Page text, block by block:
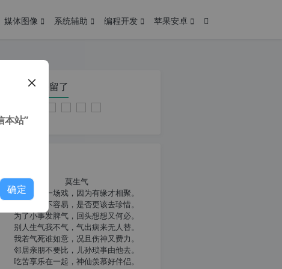
媒体图像 系统辅助 编程开发 苹果安卓
您在本页停留了
莫生气
人生就像一场戏，因为有缘才相聚。
相扶到老不容易，是否更该去珍惜。
为了小事发脾气，回头想想又何必。
别人生气我不气，气出病来无人替。
我若气死谁如意，况且伤神又费力。
邻居亲朋不要比，儿孙琐事由他去。
吃苦享乐在一起，神仙羡慕好伴侣。
本站”
确定